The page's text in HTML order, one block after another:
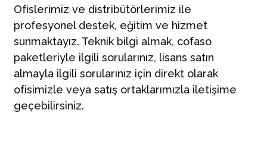
Ofislerimiz ve distribütörlerimiz ile
profesyonel destek, eğitim ve hizmet
sunmaktayız. Teknik bilgi almak, cofaso
paketleriyle ilgili sorularınız, lisans satın
almayla ilgili sorularınız için direkt olarak
ofisimizle veya satış ortaklarımızla iletişime
geçebilirsiniz.